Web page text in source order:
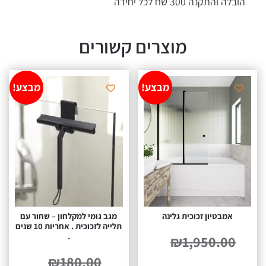
מוצרים קשורים
מבצע!
אמבטיון זכוכית גלינה
₪1,950.00
מבצע!
מגב גומי למקלחון – שחור עם
תלייה לזכוכית . אחריות 10 שנים
₪180.00